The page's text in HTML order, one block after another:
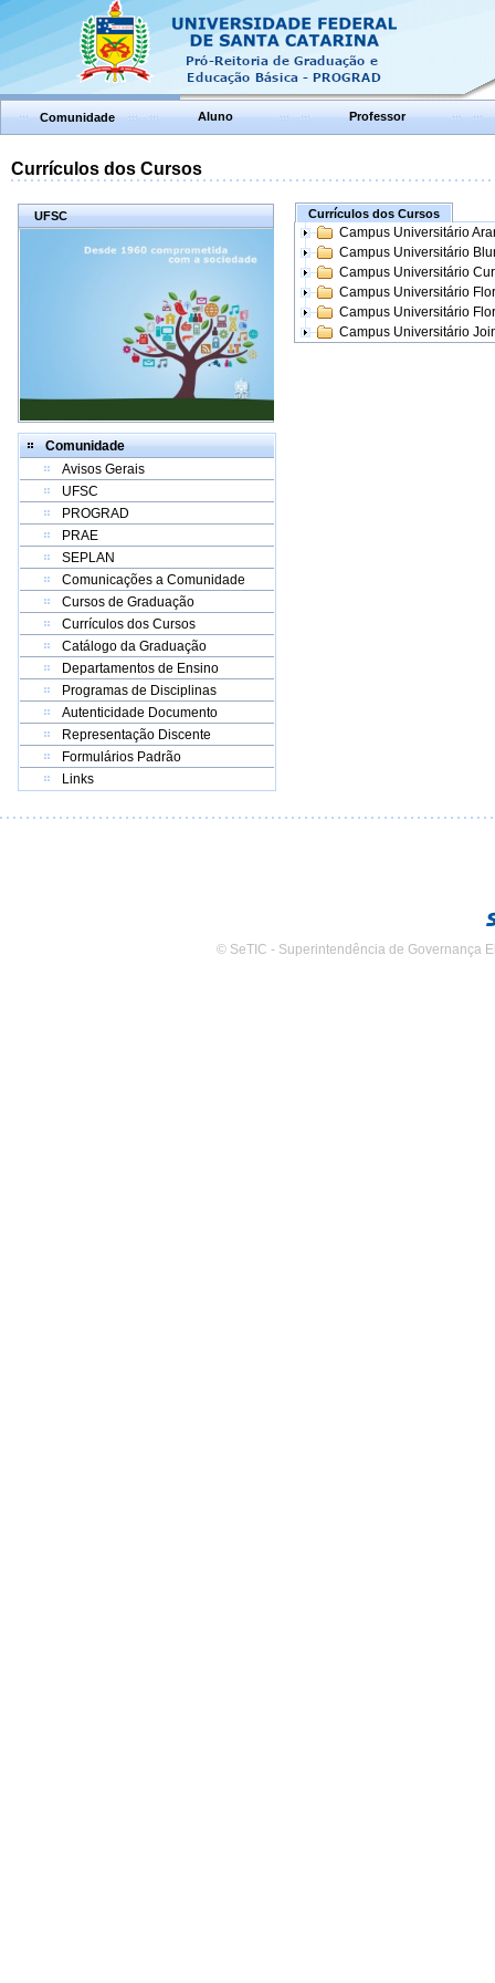
Comunidade Aluno Professor
Currículos dos Cursos
UFSC
Comunidade
Avisos Gerais
UFSC
PROGRAD
PRAE
SEPLAN
Comunicações a Comunidade
Cursos de Graduação
Currículos dos Cursos
Catálogo da Graduação
Departamentos de Ensino
Programas de Disciplinas
Autenticidade Documento
Representação Discente
Formulários Padrão
Links
Currículos dos Cursos
Campus Universitário
Campus Universitário
Campus Universitário
Campus Universitário
Campus Universitário
Campus Universitário
© SeTIC - Superintendência de Governança